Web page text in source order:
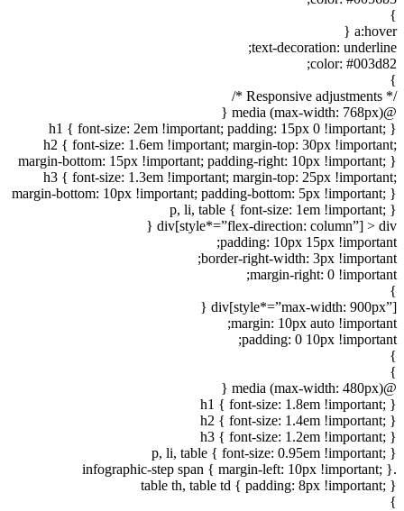
}
a:hover {
text-decoration: underline;
color: #003d82;
}
/* Responsive adjustments */
@media (max-width: 768px) {
h1 { font-size: 2em !important; padding: 15px 0 !important; }
h2 { font-size: 1.6em !important; margin-top: 30px !important;
margin-bottom: 15px !important; padding-right: 10px !important; }
h3 { font-size: 1.3em !important; margin-top: 25px !important;
margin-bottom: 10px !important; padding-bottom: 5px !important; }
p, li, table { font-size: 1em !important; }
div[style*=”flex-direction: column”] > div {
padding: 10px 15px !important;
border-right-width: 3px !important;
margin-right: 0 !important;
}
div[style*=”max-width: 900px”] {
margin: 10px auto !important;
padding: 0 10px !important;
}
}
@media (max-width: 480px) {
h1 { font-size: 1.8em !important; }
h2 { font-size: 1.4em !important; }
h3 { font-size: 1.2em !important; }
p, li, table { font-size: 0.95em !important; }
.infographic-step span { margin-left: 10px !important; }
table th, table td { padding: 8px !important; }
}